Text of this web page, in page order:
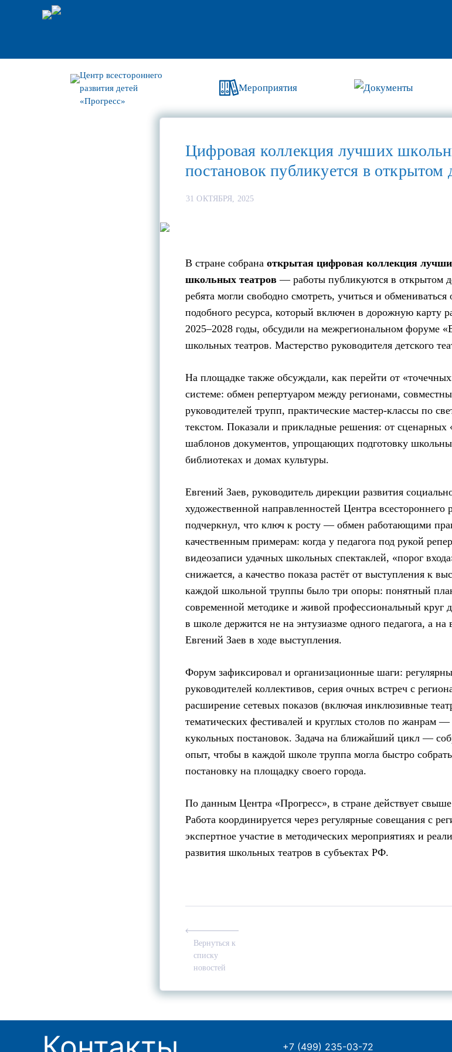
Центр всестороннего
развития детей
«Прогресс»
Мероприятия Документы
Цифровая коллекция лучших
постановок публикуется в открытом
31 ОКТЯБРЯ, 2025
В стране собрана открытая цифровая коллекция
школьных театров — работы публикуются в открытом
ребята могли свободно смотреть, учиться и
подобного ресурса, который включен в дорожную карту
2025–2028 годы, обсудили на межрегиональном форуме
школьных театров. Мастерство руководителя детского
На площадке также обсуждали, как перейти от
системе: обмен репертуаром между регионами,
руководителей трупп, практические мастер-классы по
текстом. Показали и прикладные решения: от сценарных
шаблонов документов, упрощающих подготовку
библиотеках и домах культуры.
Евгений Заев, руководитель дирекции развития
художественной направленностей Центра всестороннего
подчеркнул, что ключ к росту — обмен работающими
качественным примерам: когда у педагога под рукой
видеозаписи удачных школьных спектаклей, «порог
снижается, а качество показа растёт от выступления к
каждой школьной труппы было три опоры: понятный
современной методике и живой профессиональный круг
в школе держится не на энтузиазме одного педагога, а
Евгений Заев в ходе выступления.
Форум зафиксировал и организационные шаги:
руководителей коллективов, серия очных встреч с
расширение сетевых показов (включая инклюзивные
тематических фестивалей и круглых столов по жанрам
кукольных постановок. Задача на ближайший цикл —
опыт, чтобы в каждой школе труппа могла быстро
постановку на площадку своего города.
По данным Центра «Прогресс», в стране действует свыше
Работа координируется через регулярные совещания с
экспертное участие в методических мероприятиях и
развития школьных театров в субъектах РФ.
Вернуться к
списку
новостей
+7 (499) 235-03-72